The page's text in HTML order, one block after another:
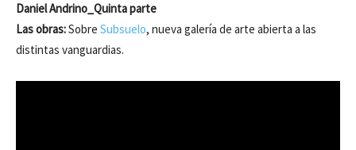
Daniel Andrino_Quinta parte
Las obras:Sobre Subsuelo, nueva galería de arte abierta a las
distintas vanguardias.